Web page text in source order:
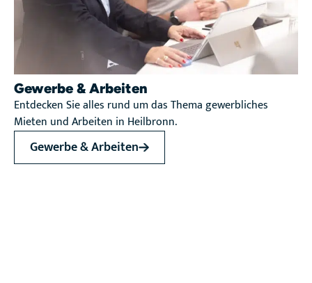
Gewerbe & Arbeiten
Entdecken Sie alles rund um das Thema gewerbliches
Mieten und Arbeiten in Heilbronn.
Gewerbe & Arbeiten